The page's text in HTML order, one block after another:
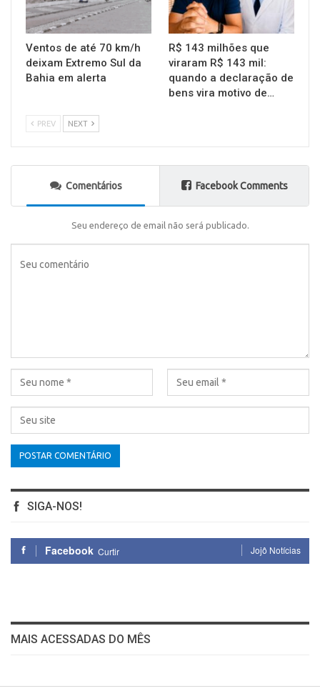
Ventos de até 70 km/h
deixam Extremo Sul da
Bahia em alerta
R$ 143 milhões que
viraram R$ 143 mil:
quando a declaração de
bens vira motivo de…
PREV NEXT
Comentários Facebook Comments
Seu endereço de email não será publicado.
SIGA-NOS!
Facebook Curtir Jojô Notícias
MAIS ACESSADAS DO MÊS